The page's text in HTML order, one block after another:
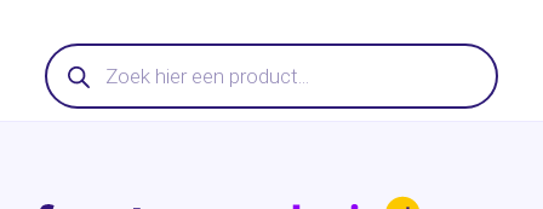
Producten
zoeken